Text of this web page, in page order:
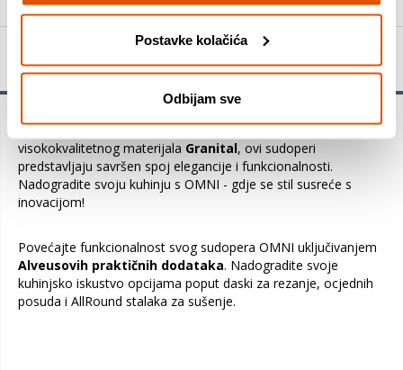
Postavke kolačića
Odbijam sve
Predstavljamo skupinu sudopera -OMNI. Napravljeni od
visokokvalitetnog materijala Granital, ovi sudoperi
predstavljaju savršen spoj elegancije i funkcionalnosti.
Nadogradite svoju kuhinju s OMNI - gdje se stil susreće s
inovacijom!
Povećajte funkcionalnost svog sudopera OMNI uključivanjem
Alveusovih praktičnih dodataka. Nadogradite svoje
kuhinjsko iskustvo opcijama poput daski za rezanje, ocjednih
posuda i AllRound stalaka za sušenje.